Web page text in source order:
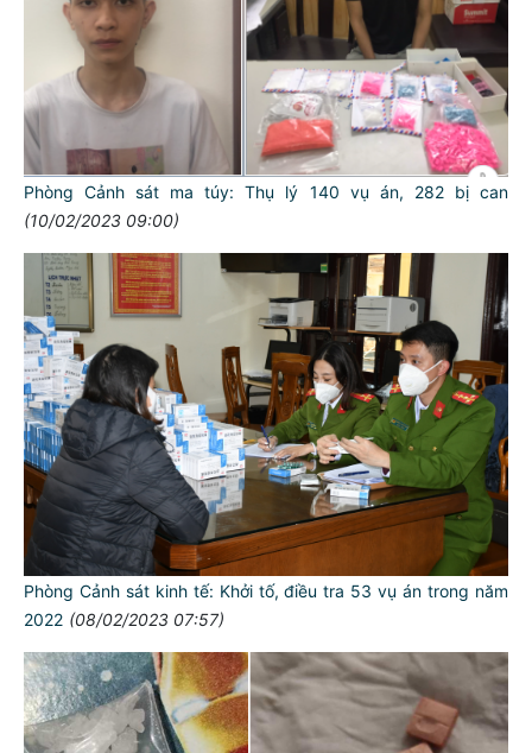
Phòng Cảnh sát ma túy: Thụ lý 140 vụ án, 282 bị can
(10/02/2023 09:00)
Phòng Cảnh sát kinh tế: Khởi tố, điều tra 53 vụ án trong năm
2022 (08/02/2023 07:57)